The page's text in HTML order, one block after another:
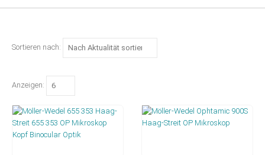
Sortieren nach:
Anzeigen: